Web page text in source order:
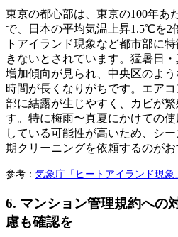
東京の都心部は、東京の100年あ
で、日本の平均気温上昇1.5℃を2
トアイランド現象など都市部に
きないとされています。猛暑日
増加傾向が見られ、中央区のよ
時間が長くなりがちです。エア
部に結露が生じやすく、カビが
す。特に梅雨〜真夏にかけての
している可能性が高いため、シ
期クリーニングを依頼するのがお
参考： 気象庁「ヒートアイランド現象」
6. マンション管理規約への
慮も確認を